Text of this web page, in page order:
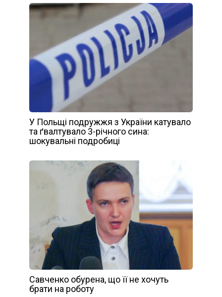
У Польщі подружжя з України катувало
та ґвалтувало 3-річного сина:
шокувальні подробиці
Савченко обурена, що її не хочуть
брати на роботу